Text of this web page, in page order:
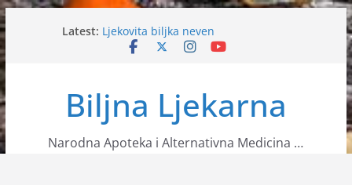
Skip
to
content
Latest: Ljekovita biljka neven
Sok – Infuzija zdravlja
Slanutak
Biljna Ljekarna
Narodna Apoteka i Alternativna Medicina …